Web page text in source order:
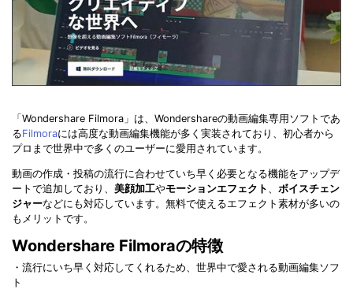
「Wondershare Filmora」は、Wondershareの動画編集専用ソフトであ
るFilmoraには高度な動画編集機能が多く実装されており、初心者から
プロまで世界中で多くのユーザーに愛用されています。
動画の作成・投稿の流行に合わせていち早く必要となる機能をアップデ
ートで追加しており、 美顔加工やモーションエフェクト
ボイスチェン
ジャーなどにも対応しています。無料で使えるエフェクト素材が多いの
もメリットです。
Wondershare Filmoraの特徴
・流行にいち早く対応してくれるため、世界中で愛される動画編集ソフ
ト